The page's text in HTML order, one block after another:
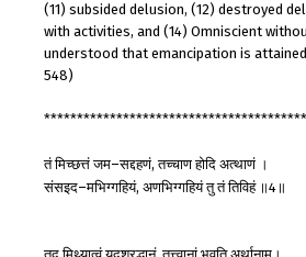
(11) subsided delusion, (12) destroyed
with activities, and (14) Omniscient
understood that emancipation is
548)
****************************************
तंमिच्छत्तंजम–सद्दहणं,तच्चाणहोदिअत्थाणं ।
संसइद–मभिग्गहियं, अणभिग्गहियंतुतंतिविहं ॥4 ॥